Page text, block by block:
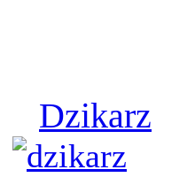
Dzikarz